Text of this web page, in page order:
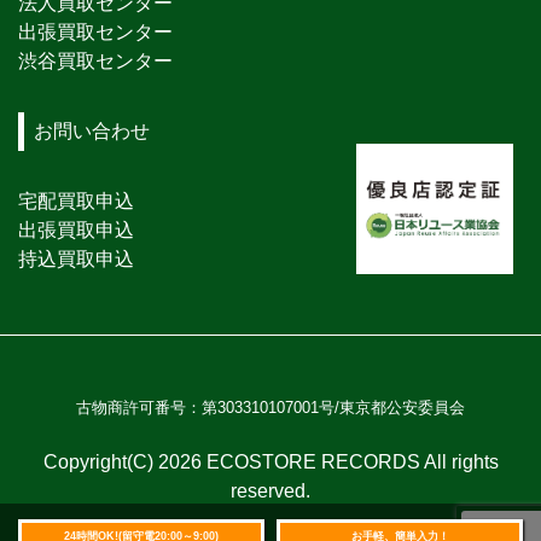
出張買取センター
渋谷買取センター
お問い合わせ
宅配買取申込
出張買取申込
持込買取申込
古物商許可番号：第303310107001号/東京都公安委員会
Copyright(C) 2026 ECOSTORE RECORDS All rights
reserved.
24時間OK!(留守電20:00～9:00) お手軽、簡単入力！